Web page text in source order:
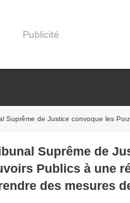
Publicité
convoque les Pouvoirs Publics à une réunion d'urgence pour
Suprême de
Publics à une
des mesures